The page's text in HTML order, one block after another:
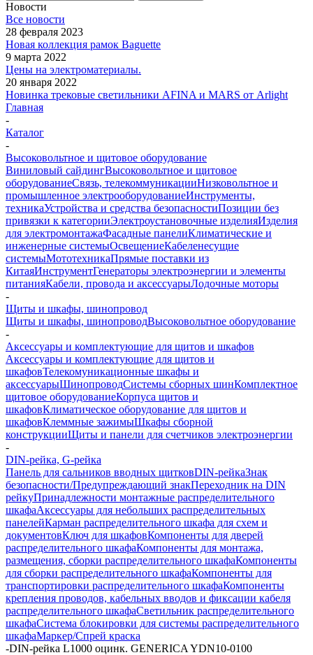
Новости
Все новости
28 февраля 2023
Новая коллекция рамок Baguette
9 марта 2022
Цены на электроматериалы.
20 января 2022
Новинка трековые светильники AFINA и MARS от Arlight
Главная
-
Каталог
-
Высоковольтное и щитовое оборудование
Виниловый сайдингВысоковольтное и щитовое
оборудованиеСвязь, телекоммуникацииНизковольтное и
промышленное электрооборудованиеИнструменты,
техникаУстройства и средства безопасностиПозиции без
привязки к категорииЭлектроустановочные изделияИзделия
для электромонтажаФасадные панелиКлиматические и
инженерные системыОсвещениеКабеленесущие
системыМототехникаПрямые поставки из
КитаяИнструментГенераторы электроэнергии и элементы
питанияКабели, провода и аксессуарыЛодочные моторы
-
Щиты и шкафы, шинопровод
Щиты и шкафы, шинопроводВысоковольтное оборудование
-
Аксессуары и комплектующие для щитов и шкафов
Аксессуары и комплектующие для щитов и
шкафовТелекомуникационные шкафы и
аксессуарыШинопроводСистемы сборных шинКомплектное
щитовое оборудованиеКорпуса щитов и
шкафовКлиматическое оборудование для щитов и
шкафовКлеммные зажимыШкафы сборной
конструкцииЩиты и панели для счетчиков электроэнергии
-
DIN-рейка, G-рейка
Панель для сальников вводных щитковDIN-рейкаЗнак
безопасности/Предупреждающий знакПереходник на DIN
рейкуПринадлежности монтажные распределительного
шкафаАксессуары для небольших распределительных
панелейКарман распределительного шкафа для схем и
документовКлюч для шкафовКомпоненты для дверей
распределительного шкафаКомпоненты для монтажа,
размещения, сборки распределительного шкафаКомпоненты
для сборки распределительного шкафаКомпоненты для
транспортировки распределительного шкафаКомпоненты
крепления проводов, кабельных вводов и фиксации кабеля
распределительного шкафаСветильник распределительного
шкафаСистема блокировки для системы распределительного
шкафаМаркер/Спрей краска
-DIN-рейка L1000 оцинк. GENERICA YDN10-0100